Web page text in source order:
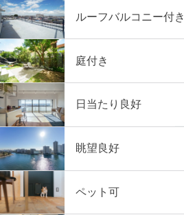
ルーフバルコニー付き
庭付き
日当たり良好
眺望良好
ペット可